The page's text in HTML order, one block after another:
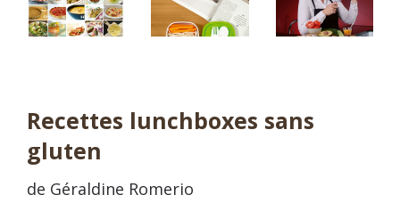
Recettes lunchboxes sans
gluten
de Géraldine Romerio